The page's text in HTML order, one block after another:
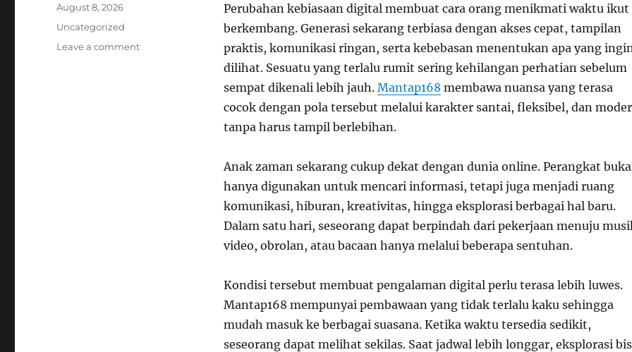
Perubahan kebiasaan digital membuat cara orang menikmati waktu ikut
berkembang. Generasi sekarang terbiasa dengan akses cepat, tampilan
praktis, komunikasi ringan, serta kebebasan menentukan apa yang
dilihat. Sesuatu yang terlalu rumit sering kehilangan perhatian sebelum
sempat dikenali lebih jauh. Mantap168 membawa nuansa yang terasa
cocok dengan pola tersebut melalui karakter santai, fleksibel, dan
tanpa harus tampil berlebihan.
Anak zaman sekarang cukup dekat dengan dunia online. Perangkat
hanya digunakan untuk mencari informasi, tetapi juga menjadi ruang
komunikasi, hiburan, kreativitas, hingga eksplorasi berbagai hal baru.
Dalam satu hari, seseorang dapat berpindah dari pekerjaan menuju
video, obrolan, atau bacaan hanya melalui beberapa sentuhan.
Kondisi tersebut membuat pengalaman digital perlu terasa lebih luwes.
Mantap168 mempunyai pembawaan yang tidak terlalu kaku sehingga
mudah masuk ke berbagai suasana. Ketika waktu tersedia sedikit,
seseorang dapat melihat sekilas. Saat jadwal lebih longgar, eksplorasi
Posted
August 8, 2026
Categories
Uncategorized
Leave a commenton